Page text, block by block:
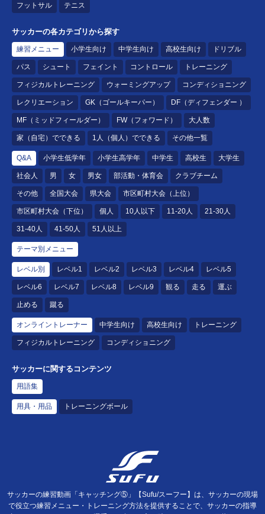
フットサル テニス
サッカーの各カテゴリから探す
練習メニュー 小学生向け 中学生向け 高校生向け ドリブル
パス シュート フェイント コントロール トレーニング
フィジカルトレーニング ウォーミングアップ コンディショニング
レクリエーション GK（ゴールキーパー） DF（ディフェンダー ）
MF（ミッドフィールダー） FW（フォワード） 大人数
家（自宅）でできる 1人（個人）でできる その他一覧
Q&A 小学生低学年 小学生高学年 中学生 高校生 大学生
社会人 男 女 男女 部活動・体育会 クラブチーム
その他 全国大会 県大会 市区町村大会（上位）
市区町村大会（下位） 個人 10人以下 11-20人 21-30人
31-40人 41-50人 51人以上
テーマ別メニュー
レベル別 レベル1 レベル2 レベル3 レベル4 レベル5
レベル6 レベル7 レベル8 レベル9 観る 走る 運ぶ
止める 蹴る
オンライントレーナー 中学生向け 高校生向け トレーニング
フィジカルトレーニング コンディショニング
サッカーに関するコンテンツ
用語集
用具・用品 トレーニングボール
サッカーの練習動画「キャッチング⑤」【Sufu/スーフー】は、サッカーの現場
で役立つ練習メニュー・トレーニング方法を提供することで、サッカーの指導